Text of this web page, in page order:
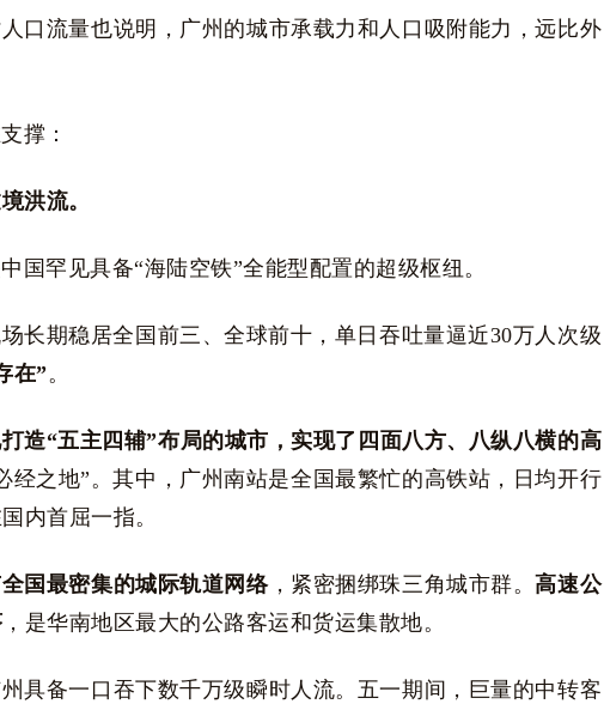
口流量也说明，广州的城市承载力和人口吸附能力，远比外
撑：
洪流。
国罕见具备“海陆空铁”全能型配置的超级枢纽。
长期稳居全国前三、全球前十，单日吞吐量逼近30万人次级
在”。
造“五主四辅”布局的城市，实现了四面八方、八纵八横的高
经之地”。其中，广州南站是全国最繁忙的高铁站，日均开行
内首屈一指。
国最密集的城际轨道网络，紧密捆绑珠三角城市群。高速公
，是华南地区最大的公路客运和货运集散地。
具备一口吞下数千万级瞬时人流。五一期间，巨量的中转客